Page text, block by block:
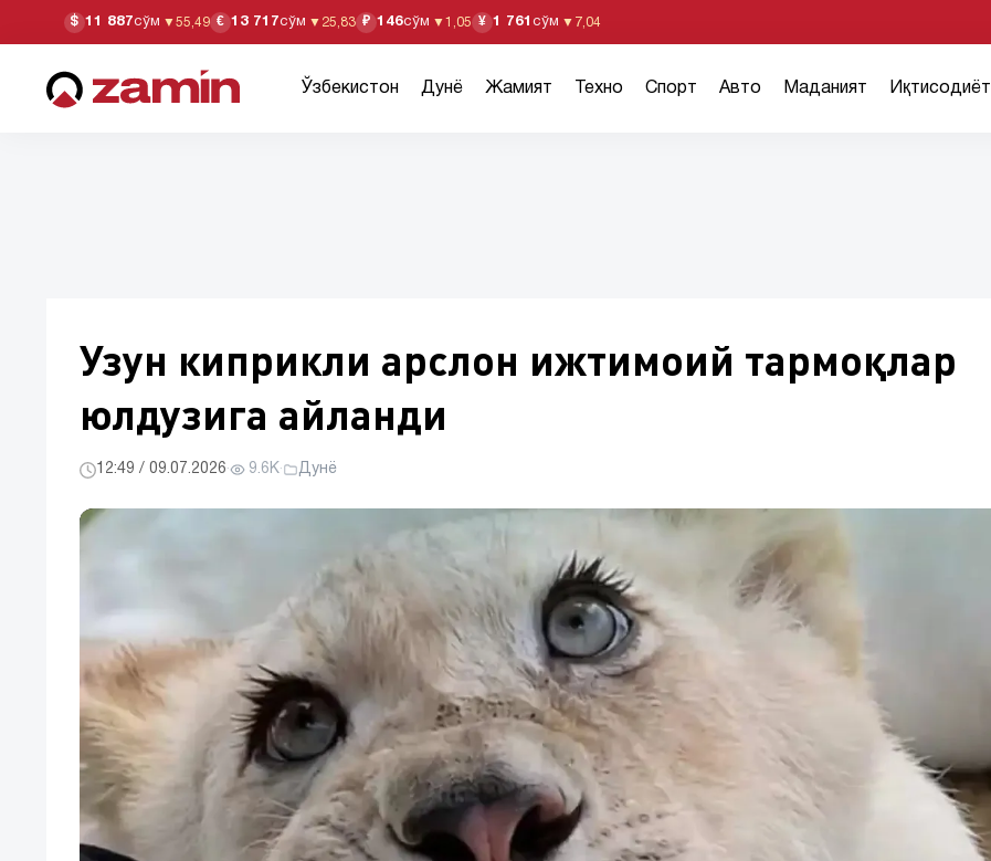
$ 11 887сўм ▼55,49 € 13 717сўм ▼ 25,83 ₽ 146сўм ▼1,05 ¥ 1 761 сўм ▼ 7,04
Ўзбекистон Дунё Жамият Техно Спорт Авто Маданият Иқтисодиёт
Узун киприкли арслон ижтимоий тармоқлар
юлдузига айланди
12:49 / 09.07.2026· 9.6K· Дунё